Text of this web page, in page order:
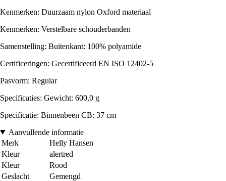
Kenmerken: Duurzaam nylon Oxford materiaal
Kenmerken: Verstelbare schouderbanden
Samenstelling: Buitenkant: 100% polyamide
Certificeringen: Gecertificeerd EN ISO 12402-5
Pasvorm: Regular
Specificaties: Gewicht: 600,0 g
Specificatie: Binnenbeen CB: 37 cm
Aanvullende informatie
Merk
Helly Hansen
Kleur
alertred
Kleur
Rood
Geslacht
Gemengd